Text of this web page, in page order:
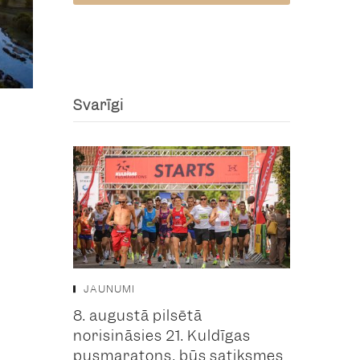
Svarīgi
JAUNUMI
8. augustā pilsētā
norisināsies 21. Kuldīgas
pusmaratons, būs satiksmes